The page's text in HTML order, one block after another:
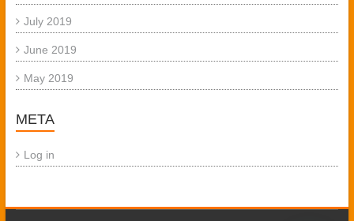
July 2019
June 2019
May 2019
META
Log in